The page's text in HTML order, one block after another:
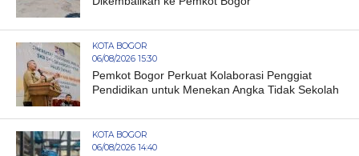
KOTA BOGOR
06/08/2026 15:30
Pemkot Bogor Perkuat Kolaborasi Penggiat
Pendidikan untuk Menekan Angka Tidak Sekolah
KOTA BOGOR
06/08/2026 14:40